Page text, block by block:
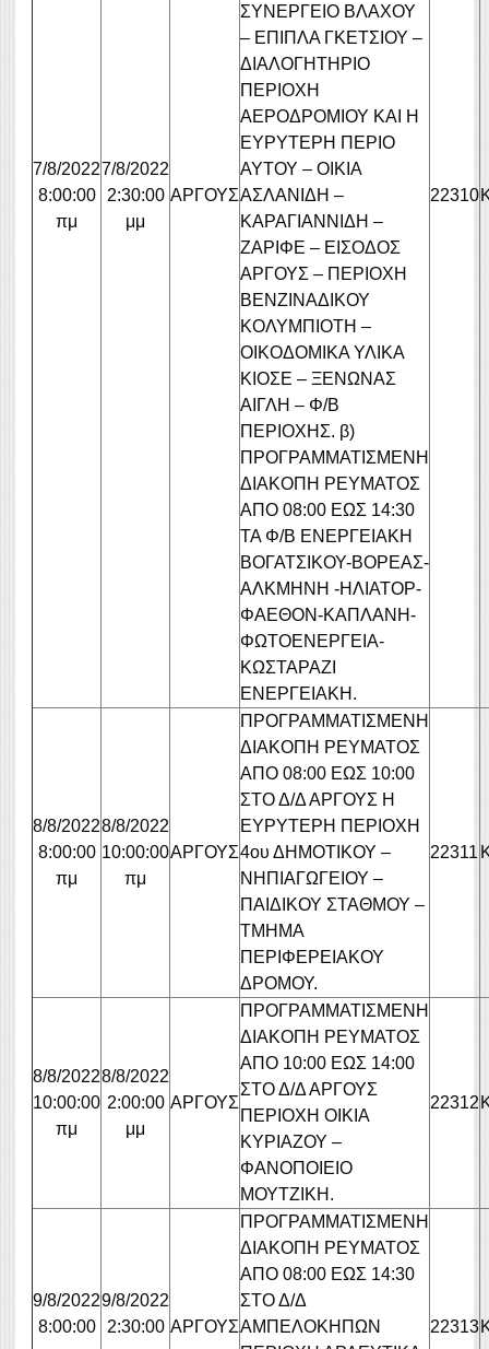
7/8/2022
8:00:00
πμ
7/8/2022
2:30:00
μμ
ΑΡΓΟΥΣ
ΣΥΝΕΡΓΕΙΟ ΒΛΑΧΟΥ
– ΕΠΙΠΛΑ ΓΚΕΤΣΙΟΥ –
ΔΙΑΛΟΓΗΤΗΡΙΟ
ΠΕΡΙΟΧΗ
ΑΕΡΟΔΡΟΜΙΟΥ ΚΑΙ Η
ΕΥΡΥΤΕΡΗ ΠΕΡΙΟ
ΑΥΤΟΥ – ΟΙΚΙΑ
ΑΣΛΑΝΙΔΗ –
ΚΑΡΑΓΙΑΝΝΙΔΗ –
ΖΑΡΙΦΕ – ΕΙΣΟΔΟΣ
ΑΡΓΟΥΣ – ΠΕΡΙΟΧΗ
ΒΕΝΖΙΝΑΔΙΚΟΥ
ΚΟΛΥΜΠΙΟΤΗ –
ΟΙΚΟΔΟΜΙΚΑ ΥΛΙΚΑ
ΚΙΟΣΕ – ΞΕΝΩΝΑΣ
ΑΙΓΛΗ – Φ/Β
ΠΕΡΙΟΧΗΣ. β)
ΠΡΟΓΡΑΜΜΑΤΙΣΜΕΝΗ
ΔΙΑΚΟΠΗ ΡΕΥΜΑΤΟΣ
ΑΠΟ 08:00 ΕΩΣ 14:30
ΤΑ Φ/Β ΕΝΕΡΓΕΙΑΚΗ
ΒΟΓΑΤΣΙΚΟΥ-ΒΟΡΕΑΣ-
ΑΛΚΜΗΝΗ -ΗΛΙΑΤΟΡ-
ΦΑΕΘΟΝ-ΚΑΠΛΑΝΗ-
ΦΩΤΟΕΝΕΡΓΕΙΑ-
ΚΩΣΤΑΡΑΖΙ
ΕΝΕΡΓΕΙΑΚΗ.
22310
8/8/2022
8:00:00
πμ
8/8/2022
10:00:00
πμ
ΑΡΓΟΥΣ
ΠΡΟΓΡΑΜΜΑΤΙΣΜΕΝΗ
ΔΙΑΚΟΠΗ ΡΕΥΜΑΤΟΣ
ΑΠΟ 08:00 ΕΩΣ 10:00
ΣΤΟ Δ/Δ ΑΡΓΟΥΣ Η
ΕΥΡΥΤΕΡΗ ΠΕΡΙΟΧΗ
4ου ΔΗΜΟΤΙΚΟΥ –
ΝΗΠΙΑΓΩΓΕΙΟΥ –
ΠΑΙΔΙΚΟΥ ΣΤΑΘΜΟΥ –
ΤΜΗΜΑ
ΠΕΡΙΦΕΡΕΙΑΚΟΥ
ΔΡΟΜΟΥ.
22311
8/8/2022
10:00:00
πμ
8/8/2022
2:00:00
μμ
ΑΡΓΟΥΣ
ΠΡΟΓΡΑΜΜΑΤΙΣΜΕΝΗ
ΔΙΑΚΟΠΗ ΡΕΥΜΑΤΟΣ
ΑΠΟ 10:00 ΕΩΣ 14:00
ΣΤΟ Δ/Δ ΑΡΓΟΥΣ
ΠΕΡΙΟΧΗ ΟΙΚΙΑ
ΚΥΡΙΑΖΟΥ –
ΦΑΝΟΠΟΙΕΙΟ
ΜΟΥΤΖΙΚΗ.
22312
9/8/2022
8:00:00
9/8/2022
2:30:00 ΑΡΓΟΥΣ
ΠΡΟΓΡΑΜΜΑΤΙΣΜΕΝΗ
ΔΙΑΚΟΠΗ ΡΕΥΜΑΤΟΣ
ΑΠΟ 08:00 ΕΩΣ 14:30
ΣΤΟ Δ/Δ
ΑΜΠΕΛΟΚΗΠΩΝ
22313